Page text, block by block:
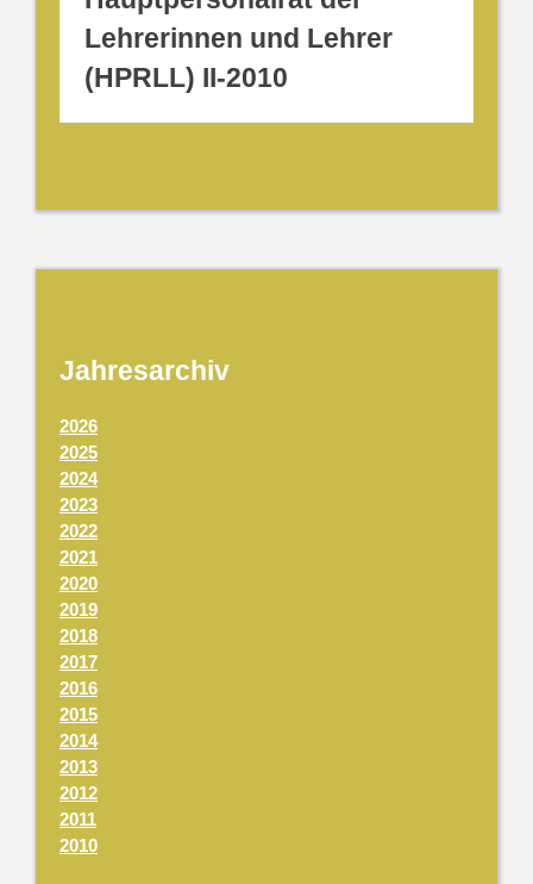
Lehrerinnen und Lehrer
(HPRLL) II-2010
Jahresarchiv
2026
2025
2024
2023
2022
2021
2020
2019
2018
2017
2016
2015
2014
2013
2012
2011
2010